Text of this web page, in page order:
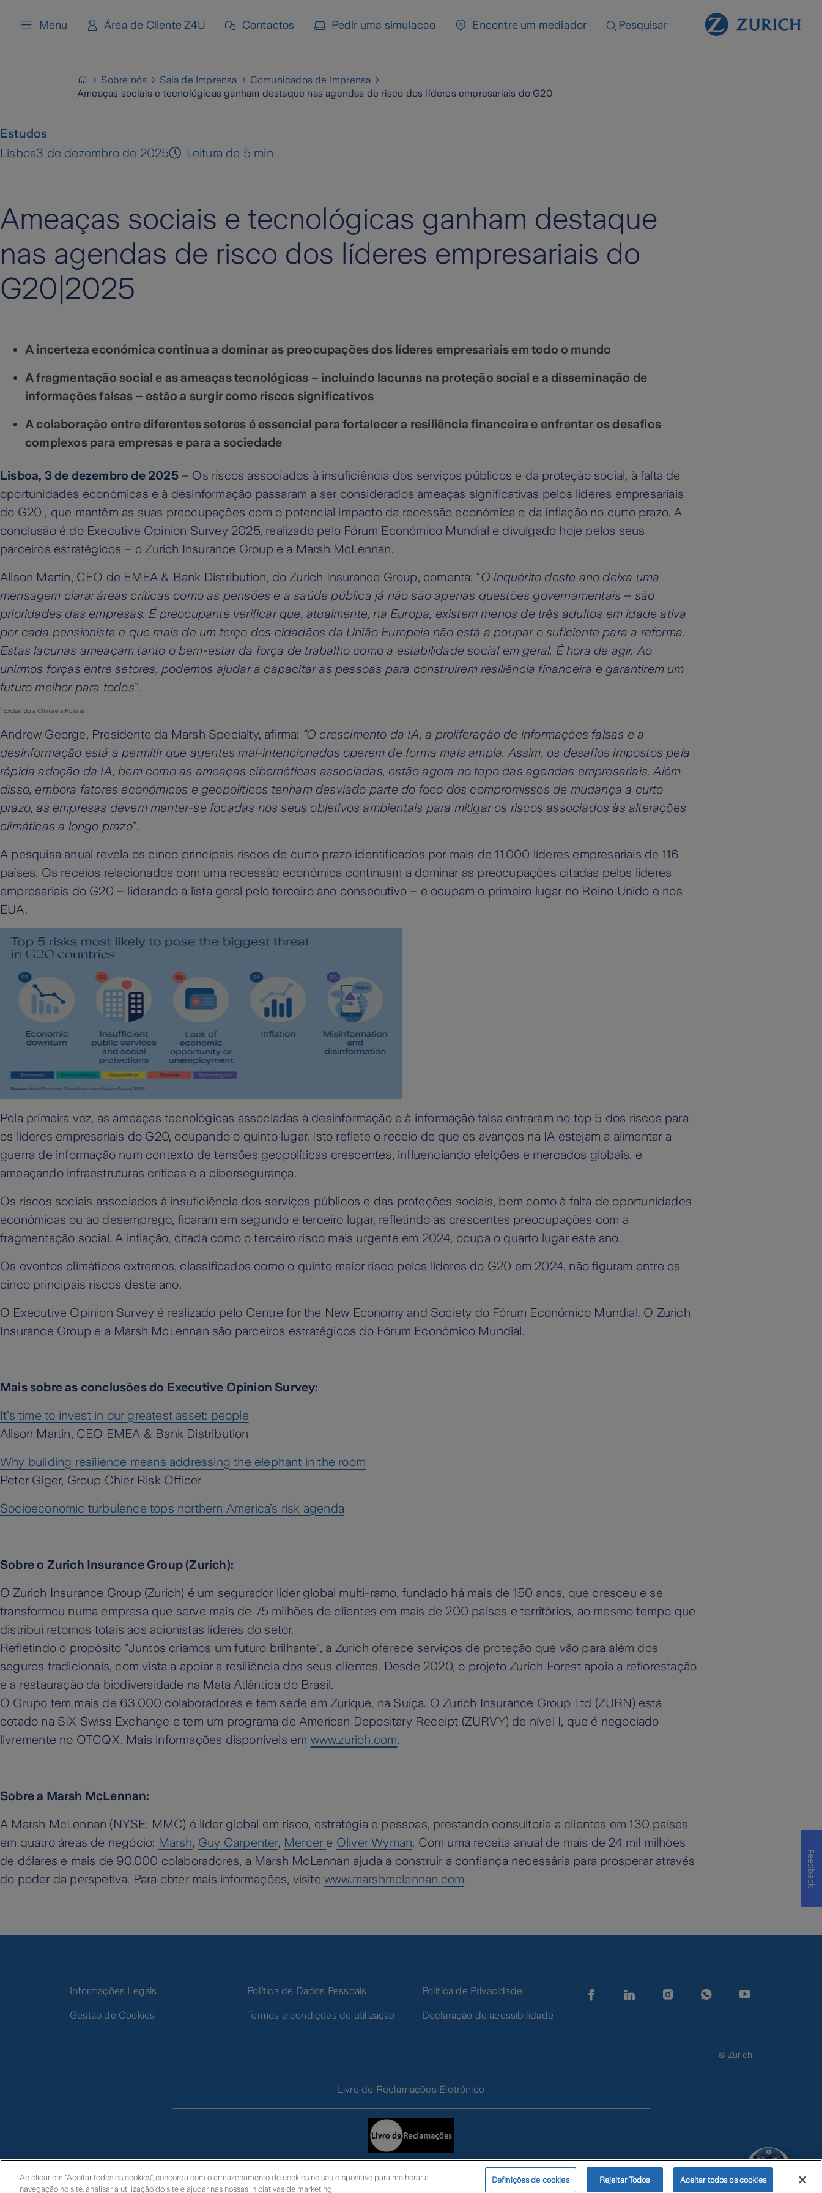
Menu Área de Cliente Z4U Contactos Pedir uma simulacao Encontre um mediador Pesquisar
Sobre nós Sala de Imprensa
Comunicados de Imprensa
Ameaças sociais e tecnológicas ganham destaque nas agendas de risco dos líderes empresariais do G20
Estudos
Lisboa3 de dezembro de 2025 Leitura de 5 min
Ameaças sociais e tecnológicas ganham destaque
nas agendas de risco dos líderes empresariais do
G20|2025
A incerteza económica continua a dominar as preocupações dos líderes empresariais em todo o mundo
A fragmentação social e as ameaças tecnológicas – incluindo lacunas na proteção social e a disseminação de
informações falsas – estão a surgir como riscos significativos
A colaboração entre diferentes setores é essencial para fortalecer a resiliência financeira e enfrentar os desafios
complexos para empresas e para a sociedade
Lisboa, 3 de dezembro de 2025– Os riscos associados à insuficiência dos serviços públicos e da proteção social, à falta de
oportunidades económicas e à desinformação passaram a ser considerados ameaças significativas pelos líderes empresariais
do G20 , que mantêm as suas preocupações com o potencial impacto da recessão económica e da inflação no curto prazo. A
conclusão é do Executive Opinion Survey 2025, realizado pelo Fórum Económico Mundial e divulgado hoje pelos seus
parceiros estratégicos – o Zurich Insurance Group e a Marsh McLennan.
Alison Martin, CEO de EMEA & Bank Distribution, do Zurich Insurance Group, comenta: “O inquérito deste ano deixa uma
mensagem clara: áreas críticas como as pensões e a saúde pública já não são apenas questões governamentais – são
prioridades das empresas. É preocupante verificar que, atualmente, na Europa, existem menos de três adultos em idade ativa
por cada pensionista e que mais de um terço dos cidadãos da União Europeia não está a poupar o suficiente para a reforma.
Estas lacunas ameaçam tanto o bem-estar da força de trabalho como a estabilidade social em geral. É hora de agir. Ao
unirmos forças entre setores, podemos ajudar a capacitar as pessoas para construírem resiliência financeira e garantirem um
futuro melhor para todos”.
1 Excluindo a China e a Rússia
Andrew George, Presidente da Marsh Specialty, afirma: “O crescimento da IA, a proliferação de informações falsas e a
desinformação está a permitir que agentes mal-intencionados operem de forma mais ampla. Assim, os desafios impostos pela
rápida adoção da IA, bem como as ameaças cibernéticas associadas, estão agora no topo das agendas empresariais. Além
disso, embora fatores económicos e geopolíticos tenham desviado parte do foco dos compromissos de mudança a curto
prazo, as empresas devem manter-se focadas nos seus objetivos ambientais para mitigar os riscos associados às alterações
climáticas a longo prazo”.
A pesquisa anual revela os cinco principais riscos de curto prazo identificados por mais de 11.000 líderes empresariais de 116
países. Os receios relacionados com uma recessão económica continuam a dominar as preocupações citadas pelos líderes
empresariais do G20 – liderando a lista geral pelo terceiro ano consecutivo – e ocupam o primeiro lugar no Reino Unido e nos
EUA.
Pela primeira vez, as ameaças tecnológicas associadas à desinformação e à informação falsa entraram no top 5 dos riscos para
os líderes empresariais do G20, ocupando o quinto lugar. Isto reflete o receio de que os avanços na IA estejam a alimentar a
guerra de informação num contexto de tensões geopolíticas crescentes, influenciando eleições e mercados globais, e
ameaçando infraestruturas críticas e a cibersegurança.
Os riscos sociais associados à insuficiência dos serviços públicos e das proteções sociais, bem como à falta de oportunidades
económicas ou ao desemprego, ficaram em segundo e terceiro lugar, refletindo as crescentes preocupações com a
fragmentação social. A inflação, citada como o terceiro risco mais urgente em 2024, ocupa o quarto lugar este ano.
Os eventos climáticos extremos, classificados como o quinto maior risco pelos líderes do G20 em 2024, não figuram entre os
cinco principais riscos deste ano.
O Executive Opinion Survey é realizado pelo Centre for the New Economy and Society do Fórum Económico Mundial. O Zurich
Insurance Group e a Marsh McLennan são parceiros estratégicos do Fórum Económico Mundial.
Mais sobre as conclusões do Executive Opinion Survey:
It’s time to invest in our greatest asset: people
Alison Martin, CEO EMEA & Bank Distribution
Why building resilience means addressing the elephant in the room
Peter Giger, Group Chier Risk Officer
Socioeconomic turbulence tops northern America’s risk agenda
Sobre o Zurich Insurance Group (Zurich):
O Zurich Insurance Group (Zurich) é um segurador líder global multi-ramo, fundado há mais de 150 anos, que cresceu e se
transformou numa empresa que serve mais de 75 milhões de clientes em mais de 200 países e territórios, ao mesmo tempo que
distribui retornos totais aos acionistas líderes do setor.
Refletindo o propósito "Juntos criamos um futuro brilhante", a Zurich oferece serviços de proteção que vão para além dos
seguros tradicionais, com vista a apoiar a resiliência dos seus clientes. Desde 2020, o projeto Zurich Forest apoia a reflorestação
e a restauração da biodiversidade na Mata Atlântica do Brasil.
O Grupo tem mais de 63.000 colaboradores e tem sede em Zurique, na Suíça. O Zurich Insurance Group Ltd (ZURN) está
cotado na SIX Swiss Exchange e tem um programa de American Depositary Receipt (ZURVY) de nível I, que é negociado
livremente no OTCQX. Mais informações disponíveis em www.zurich.com.
Sobre a Marsh McLennan:
A Marsh McLennan (NYSE: MMC) é líder global em risco, estratégia e pessoas, prestando consultoria a clientes em 130 países
em quatro áreas de negócio: Marsh, Guy Carpenter, Mercer e Oliver Wyman. Com uma receita anual de mais de 24 mil milhões
de dólares e mais de 90.000 colaboradores, a Marsh McLennan ajuda a construir a confiança necessária para prosperar através
do poder da perspetiva. Para obter mais informações, visitewww.marshmclennan.com
Informações Legais
Gestão de Cookies
Política de Dados Pessoais
Termos e condições de utilização
Política de Privacidade
Declaração de acessibilidade
© Zurich
Livro de Reclamações Eletrónico
Feedback
Ao clicar em "Aceitar todos os cookies", concorda com o armazenamento de cookies no seu dispositivo para melhorar a
navegação no site, analisar a utilização do site e ajudar nas nossas iniciativas de marketing.
Definições de cookies Rejeitar Todos Aceitar todos os cookies